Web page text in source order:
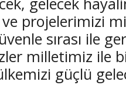
ve projelerimizi
sırası ile
milletimiz ile
güçlü